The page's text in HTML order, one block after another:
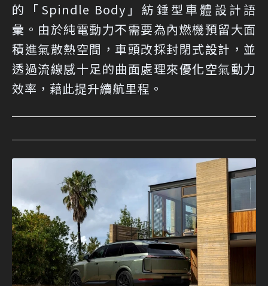
的「Spindle Body」紡錘型車體設計語
彙。由於純電動力不需要為內燃機預留大面
積進氣散熱空間，車頭改採封閉式設計，並
透過流線感十足的曲面處理來優化空氣動力
效率，藉此提升續航里程。